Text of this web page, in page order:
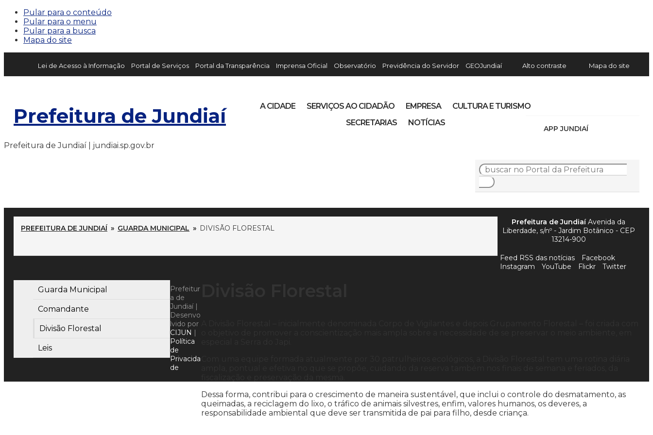
Pular para o conteúdo
Pular para o menu
Pular para a busca
Mapa do site
Lei de Acesso à Informação Portal de Serviços Portal da Transparência Imprensa Oficial Observatório Previdência do Servidor GEOJundiaí Alto contraste Mapa do site
Prefeitura de Jundiaí
APP JUNDIAÍ
A CIDADE SERVIÇOS AO CIDADÃO EMPRESA
CULTURA E TURISMO
SECRETARIAS
NOTÍCIAS
Prefeitura de Jundiaí | jundiai.sp.gov.br
PREFEITURA DE JUNDIAÍ » GUARDA MUNICIPAL » DIVISÃO FLORESTAL
Guarda Municipal
Comandante
Divisão Florestal
Leis
Dessa forma, contribui para o crescimento de maneira sustentável, que inclui o controle do desmatamento, as
queimadas, a reciclagem do lixo, o tráfico de animais silvestres, enfim, valores humanos, os deveres, a
responsabilidade ambiental que deve ser transmitida de pai para filho, desde criança.
Prefeitura de JundiaíAvenida da
Liberdade, s/nº - Jardim Botânico - CEP
13214-900
Feed RSS das notícias
Facebook
Instagram
YouTube Flickr Twitter
Prefeitur
a de
Jundiaí |
Desenvo
lvido por
CIJUN |
Política
de
Privacida
de